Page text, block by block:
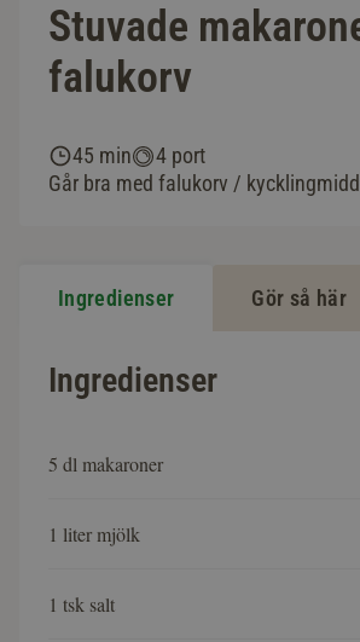
Stuvade
falukorv
45 min
4 port
Går bra med falukorv /
Ingredienser Gör så här
Ingredienser
5 dl makaroner
1 liter mjölk
1 tsk salt